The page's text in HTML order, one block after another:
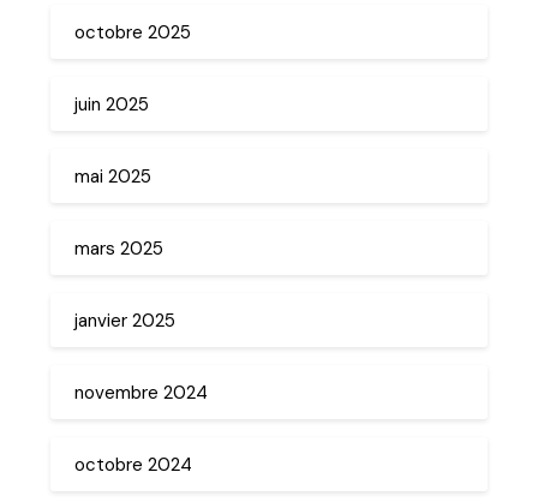
octobre 2025
juin 2025
mai 2025
mars 2025
janvier 2025
novembre 2024
octobre 2024